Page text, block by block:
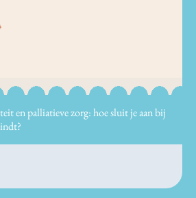
en palliatieve zorg: hoe sluit je aan bij